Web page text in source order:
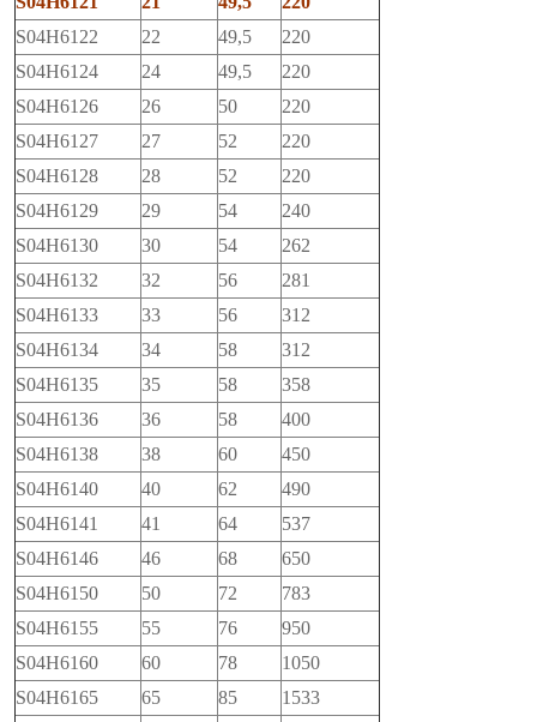
S04H6122
22 49,5
220
S04H6124
24 49,5
220
S04H6126
26 50
220
S04H6127
27 52
220
S04H6128
28 52
220
S04H6129
29 54
240
S04H6130
30 54
262
S04H6132
32 56
281
S04H6133
33 56
312
S04H6134
34 58
312
S04H6135
35 58
358
S04H6136
36 58
400
S04H6138
38 60
450
S04H6140
40 62
490
S04H6141
41 64
537
S04H6146
46 68
650
S04H6150
50 72
783
S04H6155
55 76
950
S04H6160
60 78
1050
S04H6165
65 85
1533